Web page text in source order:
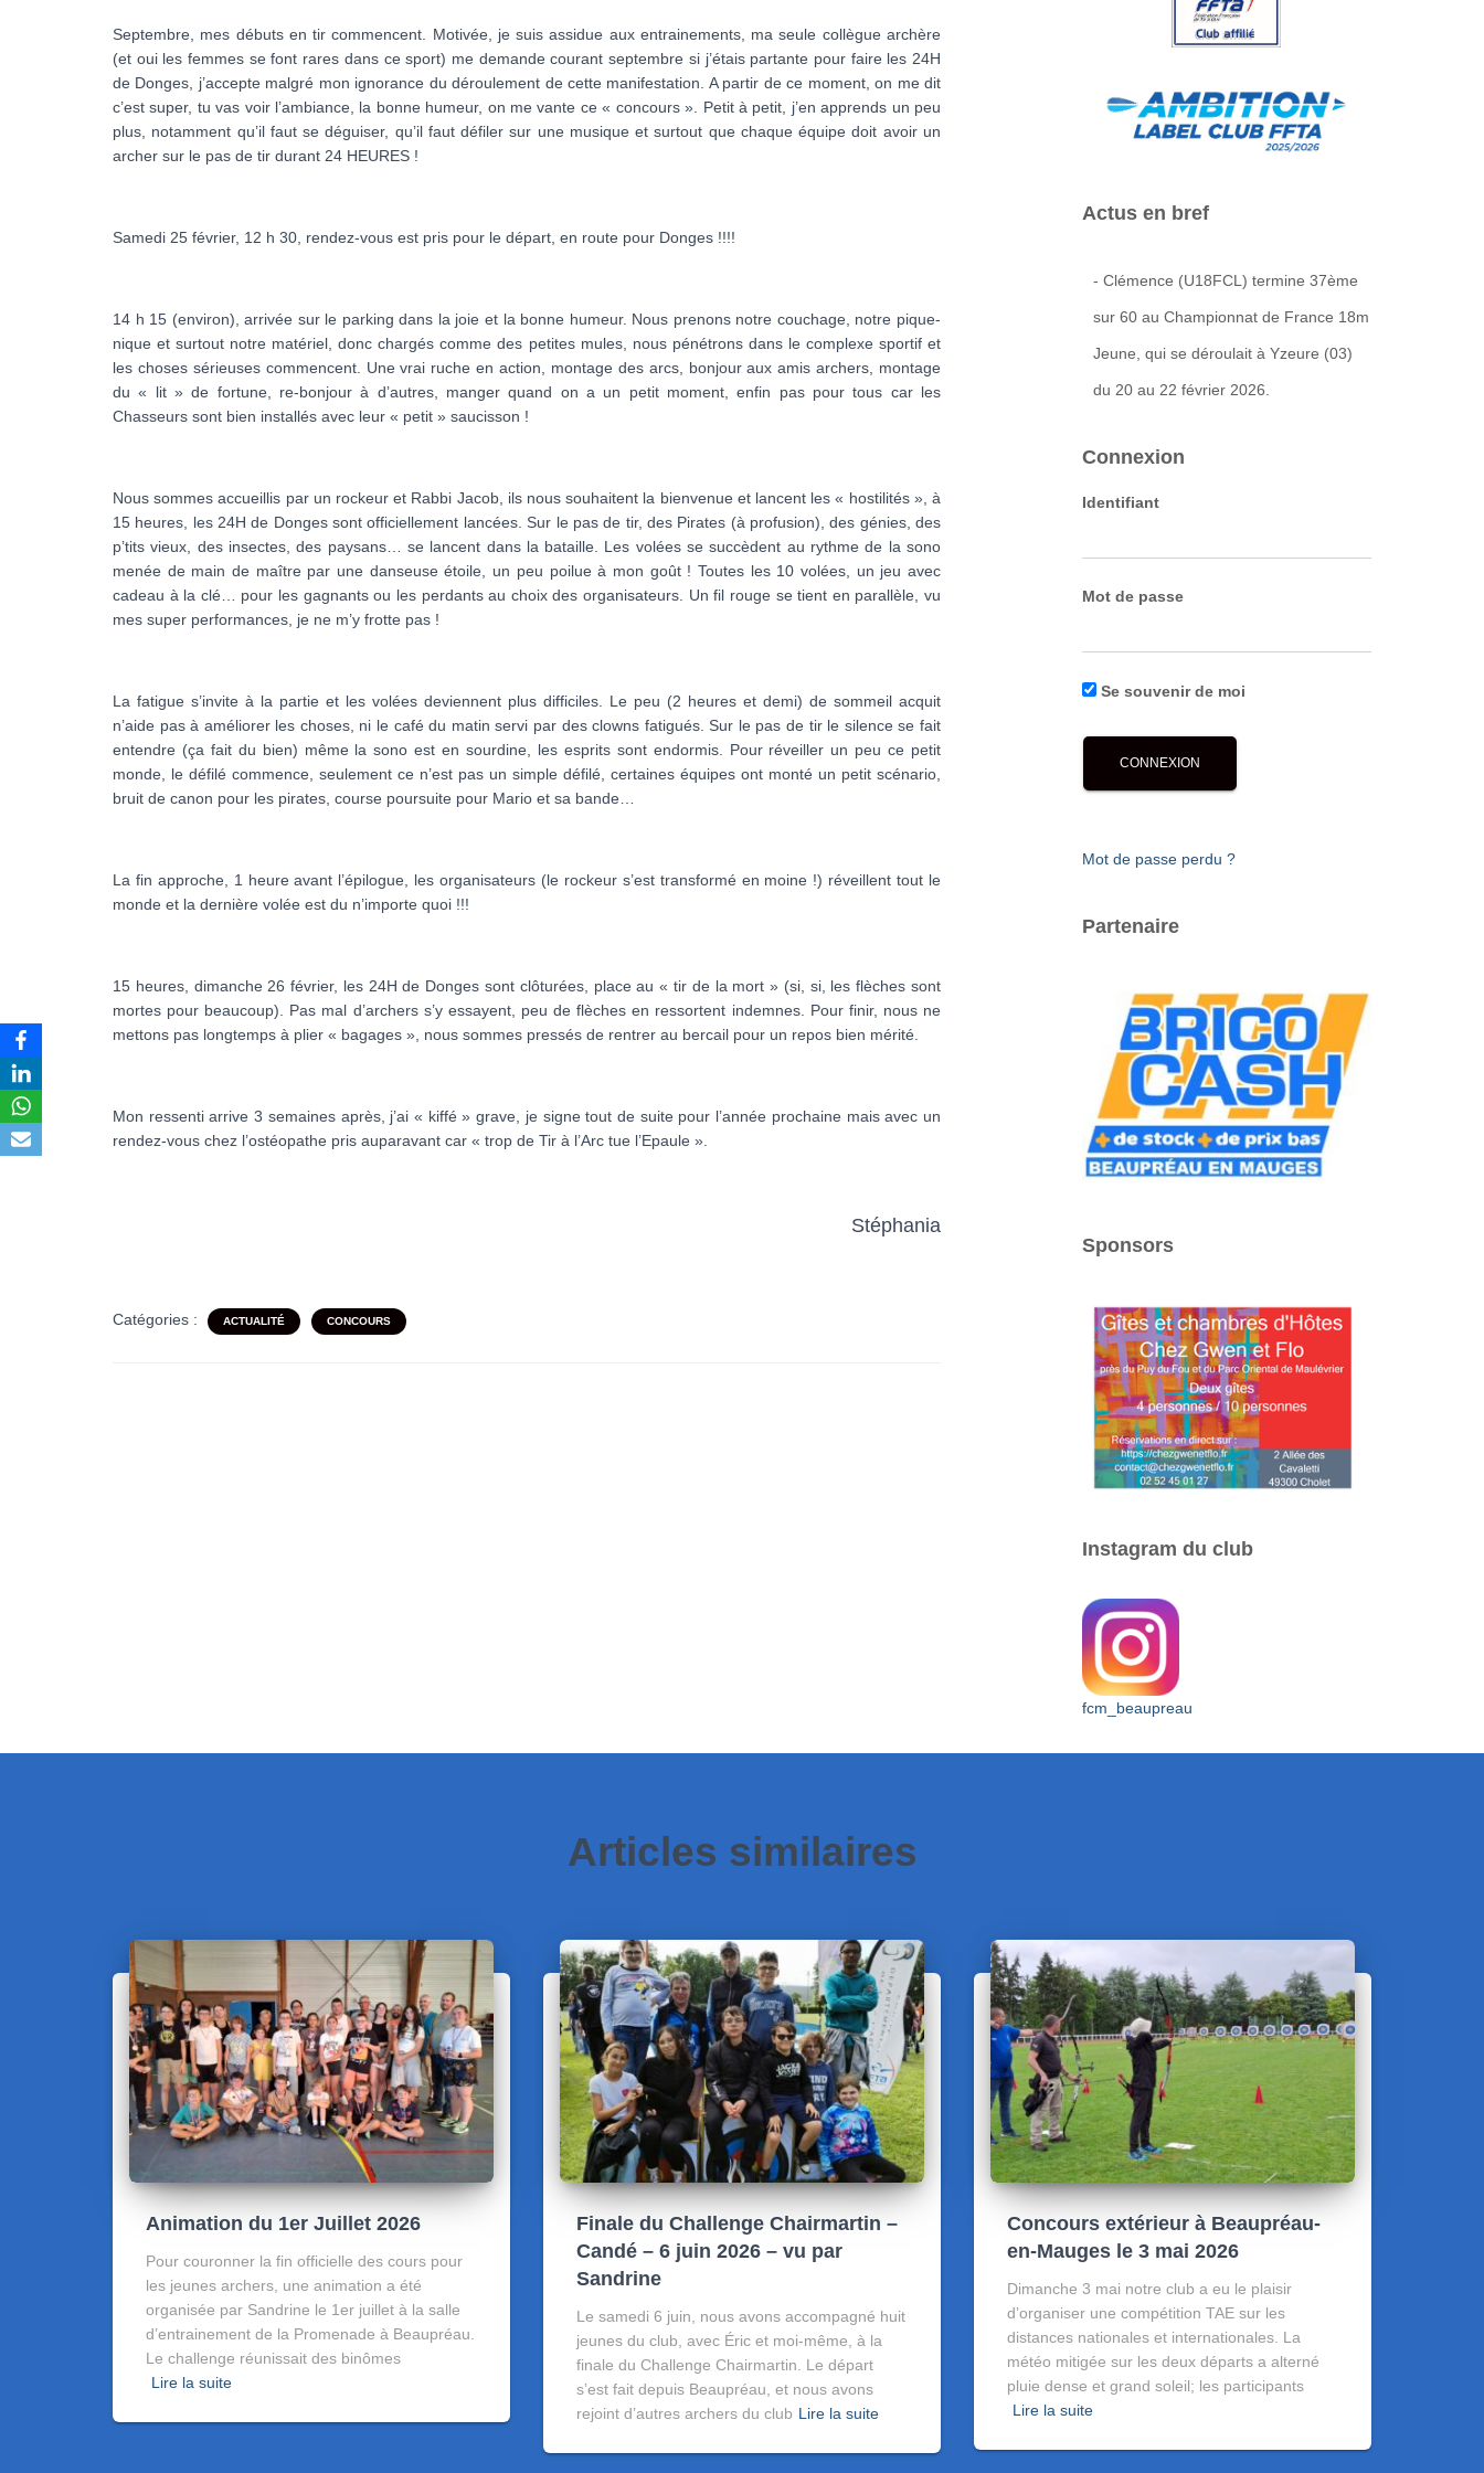
Septembre, mes débuts en tir commencent. Motivée, je suis assidue aux entrainements, ma seule collègue archère
(et oui les femmes se font rares dans ce sport) me demande courant septembre si j’étais partante pour faire les 24H
de Donges, j’accepte malgré mon ignorance du déroulement de cette manifestation. A partir de ce moment, on me dit
c’est super, tu vas voir l’ambiance, la bonne humeur, on me vante ce « concours ». Petit à petit, j’en apprends un peu
plus, notamment qu’il faut se déguiser, qu’il faut défiler sur une musique et surtout que chaque équipe doit avoir un
archer sur le pas de tir durant 24 HEURES !
Samedi 25 février, 12 h 30, rendez-vous est pris pour le départ, en route pour Donges !!!!
14 h 15 (environ), arrivée sur le parking dans la joie et la bonne humeur. Nous prenons notre couchage, notre pique-
nique et surtout notre matériel, donc chargés comme des petites mules, nous pénétrons dans le complexe sportif et
les choses sérieuses commencent. Une vrai ruche en action, montage des arcs, bonjour aux amis archers, montage
du « lit » de fortune, re-bonjour à d’autres, manger quand on a un petit moment, enfin pas pour tous car les
Chasseurs sont bien installés avec leur « petit » saucisson !
Nous sommes accueillis par un rockeur et Rabbi Jacob, ils nous souhaitent la bienvenue et lancent les « hostilités », à
15 heures, les 24H de Donges sont officiellement lancées. Sur le pas de tir, des Pirates (à profusion), des génies, des
p’tits vieux, des insectes, des paysans… se lancent dans la bataille. Les volées se succèdent au rythme de la sono
menée de main de maître par une danseuse étoile, un peu poilue à mon goût ! Toutes les 10 volées, un jeu avec
cadeau à la clé… pour les gagnants ou les perdants au choix des organisateurs. Un fil rouge se tient en parallèle, vu
mes super performances, je ne m’y frotte pas !
La fatigue s’invite à la partie et les volées deviennent plus difficiles. Le peu (2 heures et demi) de sommeil acquit
n’aide pas à améliorer les choses, ni le café du matin servi par des clowns fatigués. Sur le pas de tir le silence se fait
entendre (ça fait du bien) même la sono est en sourdine, les esprits sont endormis. Pour réveiller un peu ce petit
monde, le défilé commence, seulement ce n’est pas un simple défilé, certaines équipes ont monté un petit scénario,
bruit de canon pour les pirates, course poursuite pour Mario et sa bande…
La fin approche, 1 heure avant l’épilogue, les organisateurs (le rockeur s’est transformé en moine !) réveillent tout le
monde et la dernière volée est du n’importe quoi !!!
15 heures, dimanche 26 février, les 24H de Donges sont clôturées, place au « tir de la mort » (si, si, les flèches sont
mortes pour beaucoup). Pas mal d’archers s’y essayent, peu de flèches en ressortent indemnes. Pour finir, nous ne
mettons pas longtemps à plier « bagages », nous sommes pressés de rentrer au bercail pour un repos bien mérité.
Mon ressenti arrive 3 semaines après, j’ai « kiffé » grave, je signe tout de suite pour l’année prochaine mais avec un
rendez-vous chez l’ostéopathe pris auparavant car « trop de Tir à l’Arc tue l’Epaule ».
Stéphania
Catégories : ACTUALITÉ CONCOURS
Actus en bref
- Clémence (U18FCL) termine 37ème
sur 60 au Championnat de France 18m
Jeune, qui se déroulait à Yzeure (03)
du 20 au 22 février 2026.
Connexion
Identifiant
Mot de passe
Se souvenir de moi
Mot de passe perdu ?
Partenaire
Sponsors
Instagram du club
fcm_beaupreau
Articles similaires
Animation du 1er Juillet 2026
Pour couronner la fin officielle des cours pour
les jeunes archers, une animation a été
organisée par Sandrine le 1er juillet à la salle
d’entrainement de la Promenade à Beaupréau.
Le challenge réunissait des binômes
Lire la suite
Finale du Challenge Chairmartin –
Candé – 6 juin 2026 – vu par
Sandrine
Le samedi 6 juin, nous avons accompagné huit
jeunes du club, avec Éric et moi-même, à la
finale du Challenge Chairmartin. Le départ
s’est fait depuis Beaupréau, et nous avons
rejoint d’autres archers du club Lire la suite
Concours extérieur à Beaupréau-
en-Mauges le 3 mai 2026
Dimanche 3 mai notre club a eu le plaisir
d’organiser une compétition TAE sur les
distances nationales et internationales. La
météo mitigée sur les deux départs a alterné
pluie dense et grand soleil; les participants
Lire la suite